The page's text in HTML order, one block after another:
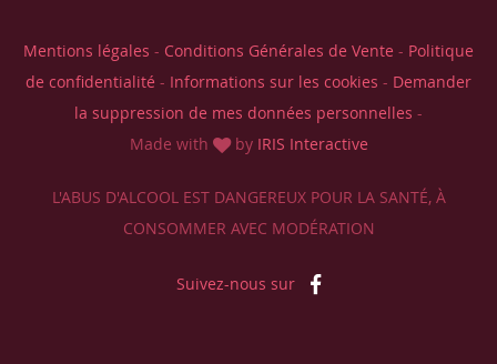
Mentions légales - Conditions Générales de Vente - Politique
de confidentialité - Informations sur les cookies - Demander
la suppression de mes données personnelles -
Made with
by IRIS Interactive
L'ABUS D'ALCOOL EST DANGEREUX POUR LA SANTÉ, À
CONSOMMER AVEC MODÉRATION
Suivez-nous sur